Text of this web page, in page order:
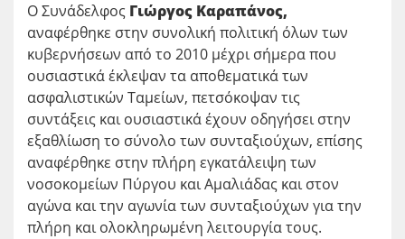
Ο Συνάδελφος Γιώργος Καραπάνος,
αναφέρθηκε στην συνολική πολιτική όλων των
κυβερνήσεων από το 2010 μέχρι σήμερα που
ουσιαστικά έκλεψαν τα αποθεματικά των
ασφαλιστικών Ταμείων, πετσόκοψαν τις
συντάξεις και ουσιαστικά έχουν οδηγήσει στην
εξαθλίωση το σύνολο των συνταξιούχων, επίσης
αναφέρθηκε στην πλήρη εγκατάλειψη των
νοσοκομείων Πύργου και Αμαλιάδας και στον
αγώνα και την αγωνία των συνταξιούχων για την
πλήρη και ολοκληρωμένη λειτουργία τους.